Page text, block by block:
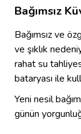
Bağımsız
Bağımsız ve
ve şıklık
rahat su
bataryası ile
Yeni nesil
günün